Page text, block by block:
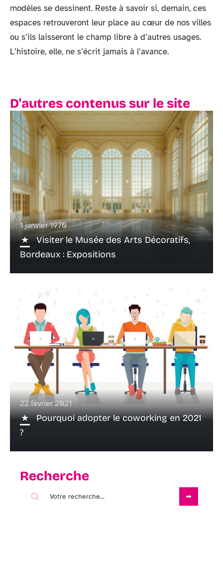
modèles se dessinent. Reste à savoir si, demain, ces
espaces retrouveront leur place au cœur de nos villes
ou s’ils laisseront le champ libre à d’autres usages.
L’histoire, elle, ne s’écrit jamais à l’avance.
D'autres contenus sur le site
1 janvier 1970
Visiter le Musée des Arts Décoratifs,
Bordeaux : Expositions
22 février 2021
Pourquoi adopter le coworking en 2021
?
Recherche